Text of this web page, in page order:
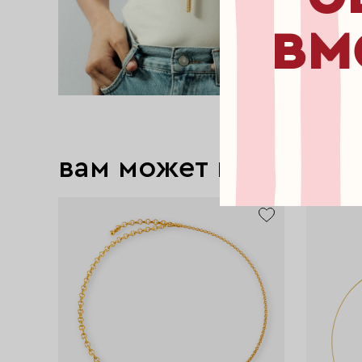
вам может